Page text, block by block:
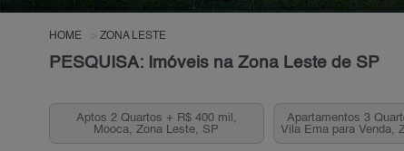
HOME ZONA LESTE
PESQUISA: Imóveis na Zona Leste de SP
Aptos 2 Quartos + R$ 400 mil,
Mooca, Zona Leste, SP
Apartamentos 3
Vila Ema para Venda,